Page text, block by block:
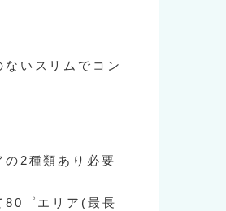
いスリムでコン
2種類あり必要
゜エリア(最長